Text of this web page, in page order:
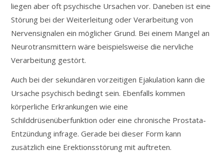
liegen aber oft psychische Ursachen vor. Daneben ist eine
Störung bei der Weiterleitung oder Verarbeitung von
Nervensignalen ein möglicher Grund. Bei einem Mangel an
Neurotransmittern wäre beispielsweise die nervliche
Verarbeitung gestört.
Auch bei der sekundären vorzeitigen Ejakulation kann die
Ursache psychisch bedingt sein. Ebenfalls kommen
körperliche Erkrankungen wie eine
Schilddrüsenüberfunktion oder eine chronische Prostata-
Entzündung infrage. Gerade bei dieser Form kann
zusätzlich eine Erektionsstörung mit auftreten.